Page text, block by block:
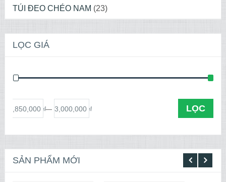
TÚI ĐEO CHÉO NAM (23)
LỌC GIÁ
LỌC
2,850,000 ₫— 3,000,000 ₫
SẢN PHẨM MỚI